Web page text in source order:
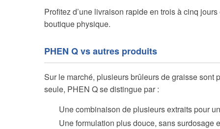
Profitez d’une livraison rapide en trois à cinq
boutique physique.
PHEN Q vs autres produits
Sur le marché, plusieurs brûleurs de graisse sont
seule, PHEN Q se distingue par :
Une combinaison de plusieurs extraits pour
Une formulation plus douce, sans surdosage